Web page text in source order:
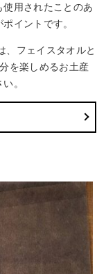
用されたことのあ
イントです。
、フェイスタオルと
を楽しめるお土産
。